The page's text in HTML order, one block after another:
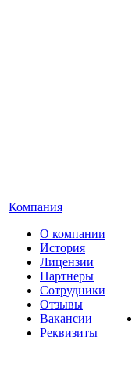
Компания
О компании
История
Лицензии
Партнеры
Сотрудники
Отзывы
Вакансии
Реквизиты